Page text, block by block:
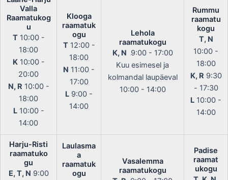
Valla
Raamatukog
u
T10:00 -
18:00
K10:00 -
20:00
N, R 10:00 -
18:00
L10:00 -
14:00
Klooga
raamatuk
ogu
T12:00 -
18:00
N 11:00 -
17:00
L 9:00 -
14:00
Lehola
raamatukogu
K, N 9:00 - 17:00
Kuu esimesel ja
kolmandal laupäeval
10:00 - 14:00
Rummu
raamatu
kogu
T, N
10:00 -
18:00
K, R 9:30
- 17:30
L 10:00 -
14:00
Harju-Risti
raamatuko
gu
E, T, N 9:00
Laulasma
a
raamatuk
ogu
Vasalemma
raamatukogu
Padise
raamat
ukogu